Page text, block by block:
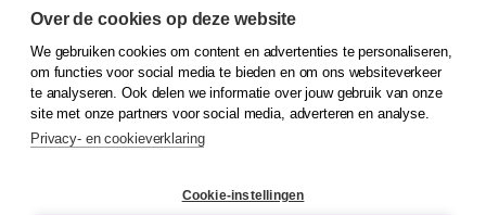
© 2026Koninklijke Boom uitgevers
Klantenservice
Service & informatie
Contact
Over de cookies op deze website
We gebruiken cookies om content en advertenties te personaliseren,
om functies voor social media te bieden en om ons websiteverkeer
te analyseren. Ook delen we informatie over jouw gebruik van onze
site met onze partners voor social media, adverteren en analyse.
Privacy- en cookieverklaring
Cookie-instellingen